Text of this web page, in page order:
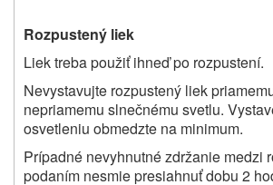
Rozpustený liek
Liek treba použiť ihneď po rozpustení.
Nevystavujte rozpustený liek
nepriamemu slnečnému svetlu.
osvetleniu obmedzte na minimum.
Prípadné nevyhnutné zdržanie medzi
podaním nesmie presiahnuť dobu 2